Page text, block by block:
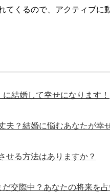
てくるので、アクティブに
結婚して幸せになります！
夫？結婚に悩むあなたが幸
せる方法はありますか？
交際中？あなたの将来を